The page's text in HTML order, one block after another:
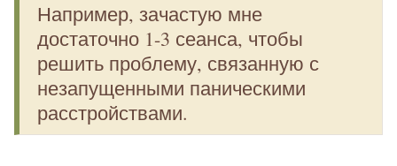
Например, зачастую мне
достаточно 1-3 сеанса, чтобы
решить проблему, связанную с
незапущенными паническими
расстройствами.